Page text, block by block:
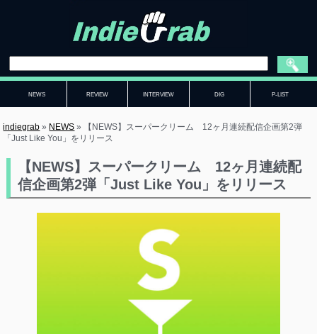
NEWS REVIEW INTERVIEW DIG P-LIST
indiegrab » NEWS »
【NEWS】スーパークリーム 12ヶ月連続配信企画第2弾
「Just Like You」をリリース
【NEWS】スーパークリーム 12ヶ月連続配
信企画第2弾「Just Like You」をリリース